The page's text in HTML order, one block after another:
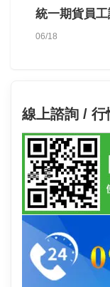
統一期貨員
06/18
線上諮詢 / 行